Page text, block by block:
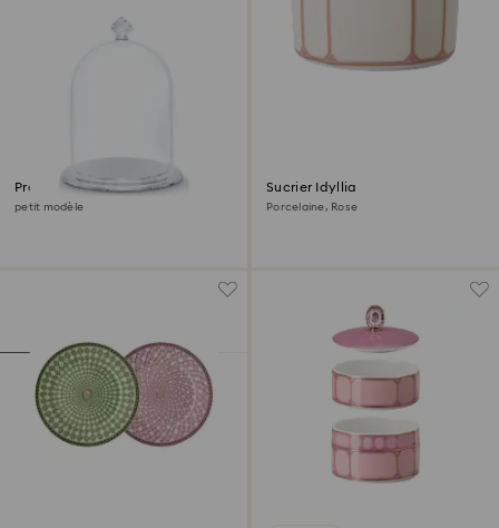
Présentoir Cloche de verre
petit modèle
Sucrier Idyllia
Porcelaine, Rose